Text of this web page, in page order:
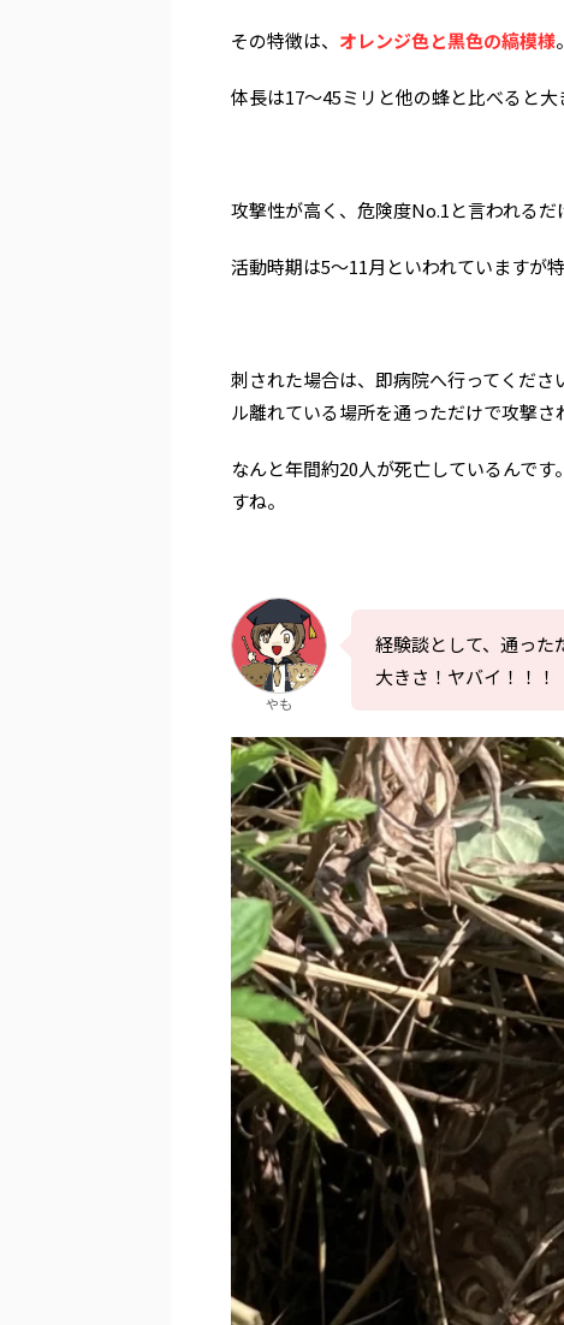
その特徴は、 オレンジ色と黒色の縞模様。
体長は17～45ミリと他の蜂と比べると大
攻撃性が高く、危険度No.1と言われるだ
活動時期は5～11月といわれていますが
刺された場合は、即病院へ行ってくだ
ル離れている場所を通っただけで攻撃さ
なんと年間約20人が死亡しているんで
すね。
やも
経験談として、通った
大きさ！ヤバイ！！！